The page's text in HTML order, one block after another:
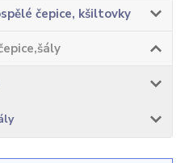
čepice, kšiltovky